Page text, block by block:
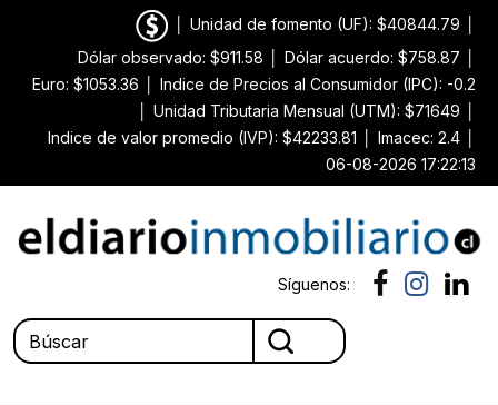
Unidad de fomento (UF): $40844.79
Dólar observado: $911.58
Dólar acuerdo: $758.87
Euro: $1053.36
Indice de Precios al Consumidor (IPC): -0.2
Unidad Tributaria Mensual (UTM): $71649
Indice de valor promedio (IVP): $42233.81
Imacec: 2.4
06-08-2026 17:22:13
Síguenos: